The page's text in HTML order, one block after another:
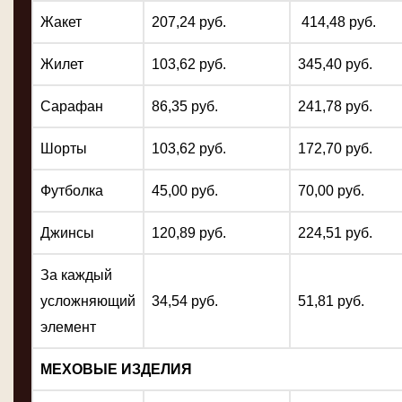
Жакет 207,24 руб. 414,48 руб.
Жилет 103,62 руб. 345,40 руб.
Сарафан 86,35 руб. 241,78 руб.
Шорты 103,62 руб. 172,70 руб.
Футболка 45,00 руб. 70,00 руб.
Джинсы 120,89 руб. 224,51 руб.
За каждый
усложняющий
элемент
34,54 руб. 51,81 руб.
МЕХОВЫЕ ИЗДЕЛИЯ